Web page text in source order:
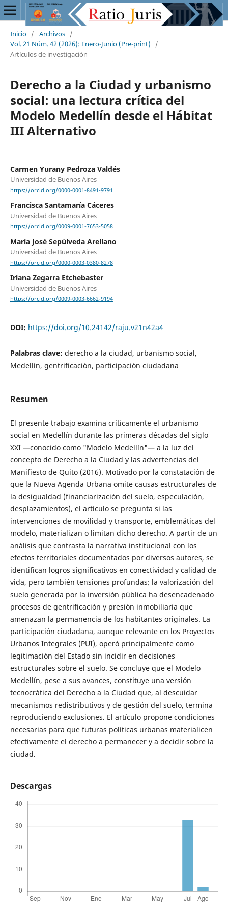
Inicio / Archivos /
Vol. 21 Núm. 42 (2026): Enero-Junio (Pre-print)
/
Artículos de investigación
Derecho a la Ciudad y urbanismo
social: una lectura crítica del
Modelo Medellín desde el Hábitat
III Alternativo
Carmen Yurany Pedroza Valdés
Universidad de Buenos Aires
https://orcid.org/0000-0001-8491-9791
Francisca Santamaría Cáceres
Universidad de Buenos Aires
https://orcid.org/0009-0001-7653-5058
María José Sepúlveda Arellano
Universidad de Buenos Aires
https://orcid.org/0000-0003-0380-8278
Iriana Zegarra Etchebaster
Universidad de Buenos Aires
https://orcid.org/0009-0003-6662-9194
DOI: https://doi.org/10.24142/raju.v21n42a4
Palabras clave: derecho a la ciudad, urbanismo social,
Medellín, gentrificación, participación ciudadana
Resumen
El presente trabajo examina críticamente el urbanismo
social en Medellín durante las primeras décadas del siglo
XXI —conocido como "Modelo Medellín"— a la luz del
concepto de Derecho a la Ciudad y las advertencias del
Manifiesto de Quito (2016). Motivado por la constatación de
que la Nueva Agenda Urbana omite causas estructurales de
la desigualdad (financiarización del suelo, especulación,
desplazamientos), el artículo se pregunta si las
intervenciones de movilidad y transporte, emblemáticas del
modelo, materializan o limitan dicho derecho. A partir de un
análisis que contrasta la narrativa institucional con los
efectos territoriales documentados por diversos autores, se
identifican logros significativos en conectividad y calidad de
vida, pero también tensiones profundas: la valorización del
suelo generada por la inversión pública ha desencadenado
procesos de gentrificación y presión inmobiliaria que
amenazan la permanencia de los habitantes originales. La
participación ciudadana, aunque relevante en los Proyectos
Urbanos Integrales (PUI), operó principalmente como
legitimación del Estado sin incidir en decisiones
estructurales sobre el suelo. Se concluye que el Modelo
Medellín, pese a sus avances, constituye una versión
tecnocrática del Derecho a la Ciudad que, al descuidar
mecanismos redistributivos y de gestión del suelo, termina
reproduciendo exclusiones. El artículo propone condiciones
necesarias para que futuras políticas urbanas materialicen
efectivamente el derecho a permanecer y a decidir sobre la
ciudad.
Descargas